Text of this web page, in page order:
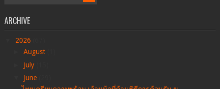
ARCHIVE
2026
August
July
June